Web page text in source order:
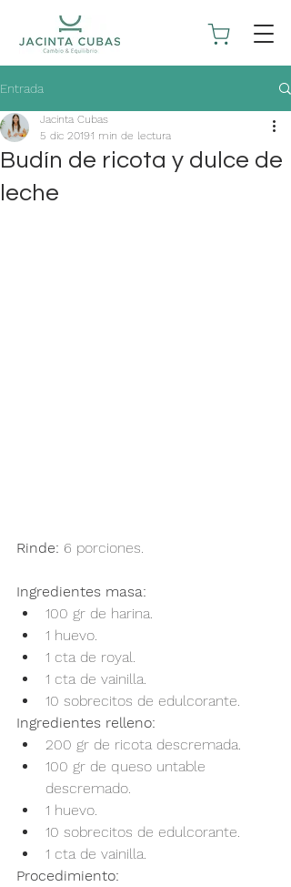
Entrada
Budín de ricota y dulce de
leche
Jacinta Cubas
5 dic 20191 min de lectura
Rinde: 6 porciones.
Ingredientes masa:
100 gr de harina.
1 huevo.
1 cta de royal.
1 cta de vainilla.
10 sobrecitos de edulcorante.
Ingredientes relleno:
200 gr de ricota descremada.
100 gr de queso untable
descremado.
1 huevo.
10 sobrecitos de edulcorante.
1 cta de vainilla.
Procedimiento: